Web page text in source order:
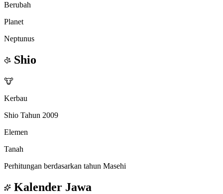
Berubah
Planet
Neptunus
Shio
🐮
Kerbau
Shio Tahun 2009
Elemen
Tanah
Perhitungan berdasarkan tahun Masehi
Kalender Jawa